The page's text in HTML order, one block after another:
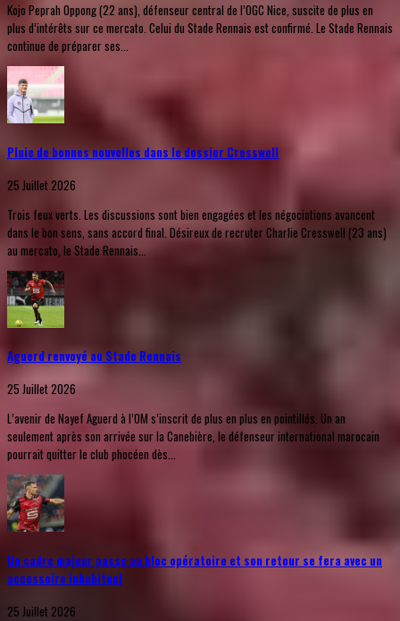
Kojo Peprah Oppong (22 ans), défenseur central de l’OGC Nice, suscite de plus en
plus d’intérêts sur ce mercato. Celui du Stade Rennais est confirmé. Le Stade Rennais
continue de préparer ses...
Pluie de bonnes nouvelles dans le dossier Cresswell
25 Juillet 2026
Trois feux verts. Les discussions sont bien engagées et les négociations avancent
dans le bon sens, sans accord final. Désireux de recruter Charlie Cresswell (23 ans)
au mercato, le Stade Rennais...
Aguerd renvoyé au Stade Rennais
25 Juillet 2026
L’avenir de Nayef Aguerd à l’OM s’inscrit de plus en plus en pointillés. Un an
seulement après son arrivée sur la Canebière, le défenseur international marocain
pourrait quitter le club phocéen dès...
Un cadre majeur passe au bloc opératoire et son retour se fera avec un
accessoire inhabituel
25 Juillet 2026